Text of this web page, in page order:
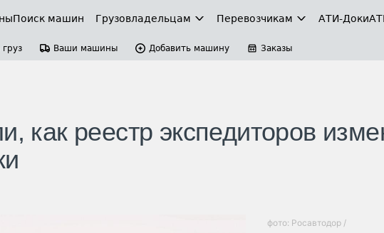
Поиск машин Грузовладельцам Перевозчикам АТИ-Доки
Ваши машины Добавить машину Заказы
как реестр экспедиторов
фото: Росавтодор /